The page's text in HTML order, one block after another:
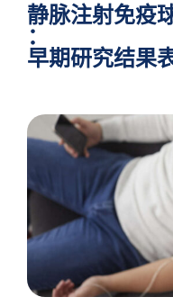
静脉注射免疫
：
早期研究结果